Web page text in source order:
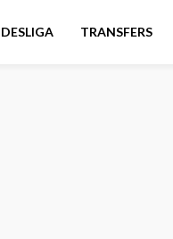
TRANSFERS